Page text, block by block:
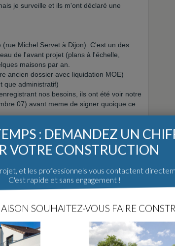
je surveille et ils m'ont déclaré une
Michel Servet à Dijon). C'est un des
de l'avant projet (plans à l'échelle,
maisons par an.
ancien dossier avec liquidation MOE)
que administratif)
nos besoins, ils ont été voir notre
07) avant meme de signer quoique ce
ce constructeur.
c'est plutôt bien.
à l'est de Dijon) avec Maison Optimal
on en est au stade charpente mais mon
clés le 24 novembre (dès le 25 je lui
: DEMANDEZ UN
VOTRE CONSTRUCTION
et les professionnels vous contactent
C'est rapide et sans engagement !
SOUHAITEZ-VOUS FAIRE